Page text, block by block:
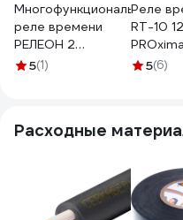
Многофункциональное
реле времени
РЕЛЕОН 2
перекидных
5(1)
Реле
RT-10
240
5(6)
Расходные